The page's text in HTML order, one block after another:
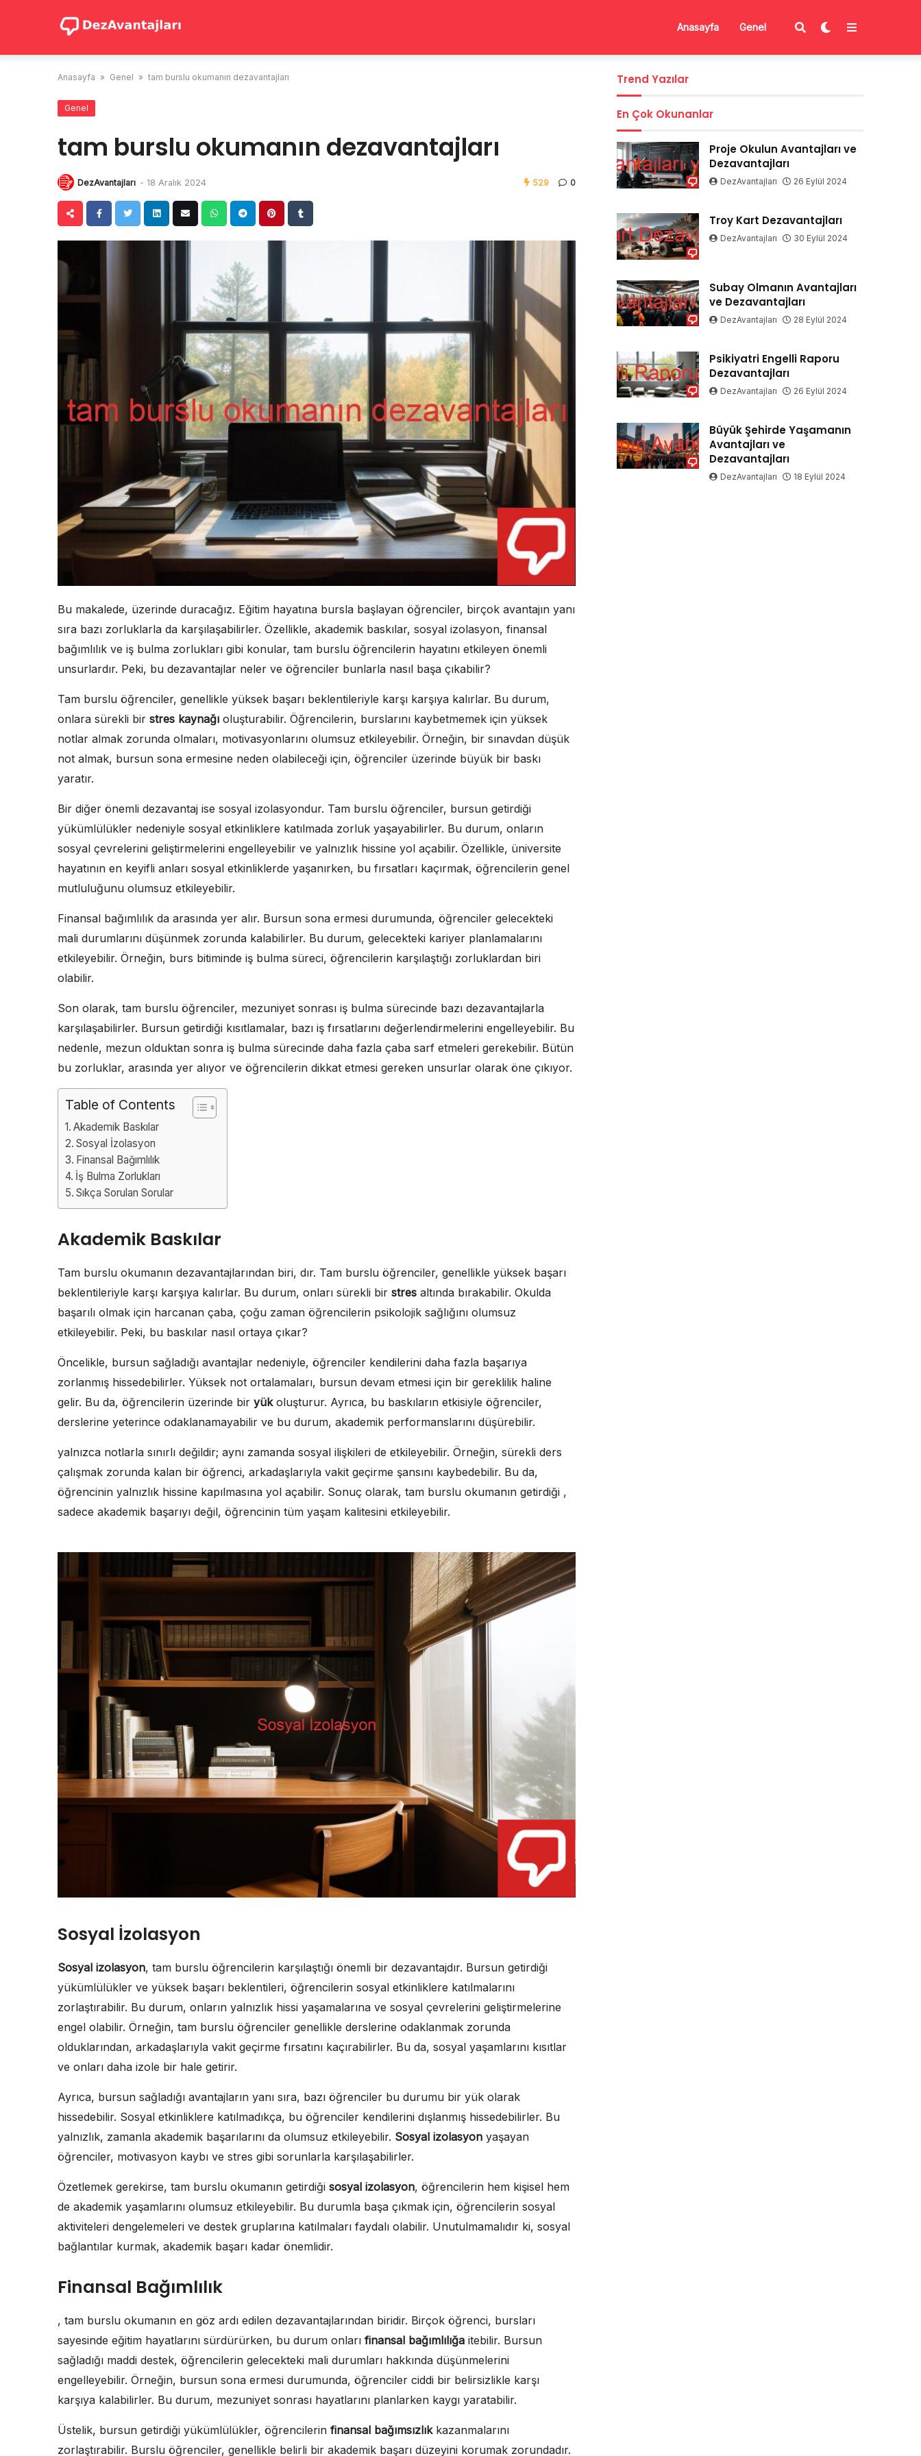
Anasayfa Genel
Anasayfa » Genel » tam burslu okumanın dezavantajları
Genel
tam burslu okumanın dezavantajları
DezAvantajları - 18 Aralık 2024 529 0
Bu makalede, üzerinde duracağız. Eğitim hayatına bursla başlayan öğrenciler, birçok avantajın yanı
sıra bazı zorluklarla da karşılaşabilirler. Özellikle, akademik baskılar, sosyal izolasyon, finansal
bağımlılık ve iş bulma zorlukları gibi konular, tam burslu öğrencilerin hayatını etkileyen önemli
unsurlardır. Peki, bu dezavantajlar neler ve öğrenciler bunlarla nasıl başa çıkabilir?
Tam burslu öğrenciler, genellikle yüksek başarı beklentileriyle karşı karşıya kalırlar. Bu durum,
onlara sürekli bir stres kaynağı oluşturabilir. Öğrencilerin, burslarını kaybetmemek için yüksek
notlar almak zorunda olmaları, motivasyonlarını olumsuz etkileyebilir. Örneğin, bir sınavdan düşük
not almak, bursun sona ermesine neden olabileceği için, öğrenciler üzerinde büyük bir baskı
yaratır.
Bir diğer önemli dezavantaj ise sosyal izolasyondur. Tam burslu öğrenciler, bursun getirdiği
yükümlülükler nedeniyle sosyal etkinliklere katılmada zorluk yaşayabilirler. Bu durum, onların
sosyal çevrelerini geliştirmelerini engelleyebilir ve yalnızlık hissine yol açabilir. Özellikle, üniversite
hayatının en keyifli anları sosyal etkinliklerde yaşanırken, bu fırsatları kaçırmak, öğrencilerin genel
mutluluğunu olumsuz etkileyebilir.
Finansal bağımlılık da arasında yer alır. Bursun sona ermesi durumunda, öğrenciler gelecekteki
mali durumlarını düşünmek zorunda kalabilirler. Bu durum, gelecekteki kariyer planlamalarını
etkileyebilir. Örneğin, burs bitiminde iş bulma süreci, öğrencilerin karşılaştığı zorluklardan biri
olabilir.
Son olarak, tam burslu öğrenciler, mezuniyet sonrası iş bulma sürecinde bazı dezavantajlarla
karşılaşabilirler. Bursun getirdiği kısıtlamalar, bazı iş fırsatlarını değerlendirmelerini engelleyebilir. Bu
nedenle, mezun olduktan sonra iş bulma sürecinde daha fazla çaba sarf etmeleri gerekebilir. Bütün
bu zorluklar, arasında yer alıyor ve öğrencilerin dikkat etmesi gereken unsurlar olarak öne çıkıyor.
Table of Contents
Akademik Baskılar
Sosyal İzolasyon
Finansal Bağımlılık
İş Bulma Zorlukları
Sıkça Sorulan Sorular
Akademik Baskılar
Tam burslu okumanın dezavantajlarından biri, dır. Tam burslu öğrenciler, genellikle yüksek başarı
beklentileriyle karşı karşıya kalırlar. Bu durum, onları sürekli bir stres altında bırakabilir. Okulda
başarılı olmak için harcanan çaba, çoğu zaman öğrencilerin psikolojik sağlığını olumsuz
etkileyebilir. Peki, bu baskılar nasıl ortaya çıkar?
Öncelikle, bursun sağladığı avantajlar nedeniyle, öğrenciler kendilerini daha fazla başarıya
zorlanmış hissedebilirler. Yüksek not ortalamaları, bursun devam etmesi için bir gereklilik haline
gelir. Bu da, öğrencilerin üzerinde bir yükoluşturur. Ayrıca, bu baskıların etkisiyle öğrenciler,
derslerine yeterince odaklanamayabilir ve bu durum, akademik performanslarını düşürebilir.
yalnızca notlarla sınırlı değildir; aynı zamanda sosyal ilişkileri de etkileyebilir. Örneğin, sürekli ders
çalışmak zorunda kalan bir öğrenci, arkadaşlarıyla vakit geçirme şansını kaybedebilir. Bu da,
öğrencinin yalnızlık hissine kapılmasına yol açabilir. Sonuç olarak, tam burslu okumanın getirdiği ,
sadece akademik başarıyı değil, öğrencinin tüm yaşam kalitesini etkileyebilir.
Sosyal İzolasyon
Sosyal izolasyon, tam burslu öğrencilerin karşılaştığı önemli bir dezavantajdır. Bursun getirdiği
yükümlülükler ve yüksek başarı beklentileri, öğrencilerin sosyal etkinliklere katılmalarını
zorlaştırabilir. Bu durum, onların yalnızlık hissi yaşamalarına ve sosyal çevrelerini geliştirmelerine
engel olabilir. Örneğin, tam burslu öğrenciler genellikle derslerine odaklanmak zorunda
olduklarından, arkadaşlarıyla vakit geçirme fırsatını kaçırabilirler. Bu da, sosyal yaşamlarını kısıtlar
ve onları daha izole bir hale getirir.
Ayrıca, bursun sağladığı avantajların yanı sıra, bazı öğrenciler bu durumu bir yük olarak
hissedebilir. Sosyal etkinliklere katılmadıkça, bu öğrenciler kendilerini dışlanmış hissedebilirler. Bu
yalnızlık, zamanla akademik başarılarını da olumsuz etkileyebilir. Sosyal izolasyon yaşayan
öğrenciler, motivasyon kaybı ve stres gibi sorunlarla karşılaşabilirler.
Özetlemek gerekirse, tam burslu okumanın getirdiği sosyal izolasyon, öğrencilerin hem kişisel hem
de akademik yaşamlarını olumsuz etkileyebilir. Bu durumla başa çıkmak için, öğrencilerin sosyal
aktiviteleri dengelemeleri ve destek gruplarına katılmaları faydalı olabilir. Unutulmamalıdır ki, sosyal
bağlantılar kurmak, akademik başarı kadar önemlidir.
Finansal Bağımlılık
, tam burslu okumanın en göz ardı edilen dezavantajlarından biridir. Birçok öğrenci, bursları
sayesinde eğitim hayatlarını sürdürürken, bu durum onları finansal bağımlılığa itebilir. Bursun
sağladığı maddi destek, öğrencilerin gelecekteki mali durumları hakkında düşünmelerini
engelleyebilir. Örneğin, bursun sona ermesi durumunda, öğrenciler ciddi bir belirsizlikle karşı
karşıya kalabilirler. Bu durum, mezuniyet sonrası hayatlarını planlarken kaygı yaratabilir.
Üstelik, bursun getirdiği yükümlülükler, öğrencilerin finansal bağımsızlıkkazanmalarını
zorlaştırabilir. Burslu öğrenciler, genellikle belirli bir akademik başarı düzeyini korumak zorundadır.
Trend Yazılar
En Çok Okunanlar
Proje Okulun Avantajları ve
Dezavantajları
DezAvantajları 26 Eylül 2024
Troy Kart Dezavantajları
DezAvantajları 30 Eylül 2024
Subay Olmanın Avantajları
ve Dezavantajları
DezAvantajları 28 Eylül 2024
Psikiyatri Engelli Raporu
Dezavantajları
DezAvantajları 26 Eylül 2024
Büyük Şehirde Yaşamanın
Avantajları ve
Dezavantajları
DezAvantajları 18 Eylül 2024